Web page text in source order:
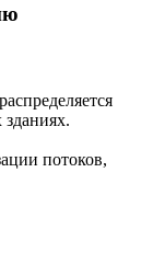
потоков,